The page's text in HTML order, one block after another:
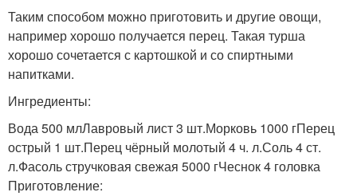
Таким способом можно приготовить и другие овощи,
например хорошо получается перец. Такая турша
хорошо сочетается с картошкой и со спиртными
напитками.
Ингредиенты:
Вода 500 млЛавровый лист 3 шт.Морковь 1000 гПерец
острый 1 шт.Перец чёрный молотый 4 ч. л.Соль 4 ст.
л.Фасоль стручковая свежая 5000 гЧеснок 4 головка
Приготовление: